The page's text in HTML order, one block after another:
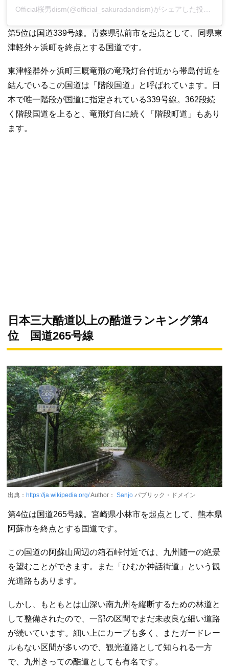
第5位は国道339号線。青森県弘前市を起点として、同県東
津軽外ヶ浜町を終点とする国道です。
東津軽群外ヶ浜町三厩竜飛の竜飛灯台付近から帯島付近を
結んでいるこの国道は「階段国道」と呼ばれています。日
本で唯一階段が国道に指定されている339号線。362段続
く階段国道を上ると、竜飛灯台に続く「階段町道」もあり
ます。
日本三大酷道以上の酷道ランキング第4
位 国道265号線
出典： https://ja.wikipedia.org/Author： Sanjo パブリック・ドメイン
第4位は国道265号線。宮崎県小林市を起点として、熊本県
阿蘇市を終点とする国道です。
この国道の阿蘇山周辺の箱石峠付近では、九州随一の絶景
を望むことができます。また「ひむか神話街道」という観
光道路もあります。
しかし、もともとは山深い南九州を縦断するための林道と
して整備されたので、一部の区間でまだ未改良な細い道路
が続いています。細い上にカーブも多く、またガードレー
ルもない区間が多いので、観光道路として知られる一方
で、九州きっての酷道としても有名です。